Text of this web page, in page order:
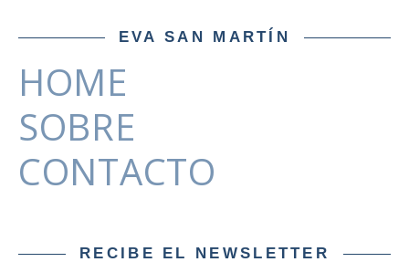
EVA SAN MARTÍN
HOME
SOBRE
CONTACTO
RECIBE EL NEWSLETTER